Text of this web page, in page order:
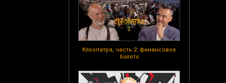
Клеопатра, часть 2: финансовое
болото